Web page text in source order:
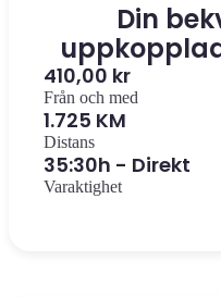
Din
410,00 kr
Från och med
1.725 KM
Distans
35:30h - Direkt
Varaktighet